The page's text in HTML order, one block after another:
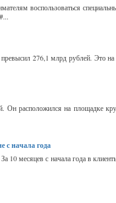
воспользоваться
276,1 млрд рублей. Это
расположился на площадке
с начала года
10 месяцев с начала года в